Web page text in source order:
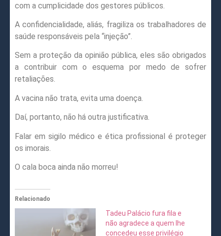
com a cumplicidade dos gestores públicos.
A confidencialidade, aliás, fragiliza os trabalhadores de
saúde responsáveis pela “injeção”.
Sem a proteção da opinião pública, eles são obrigados
a contribuir com o esquema por medo de sofrer
retaliações.
A vacina não trata, evita uma doença.
Daí, portanto, não há outra justificativa.
Falar em sigilo médico e ética profissional é proteger
os imorais.
O cala boca ainda não morreu!
Relacionado
Tadeu Palácio fura fila e
não agradece a quem lhe
concedeu esse privilégio